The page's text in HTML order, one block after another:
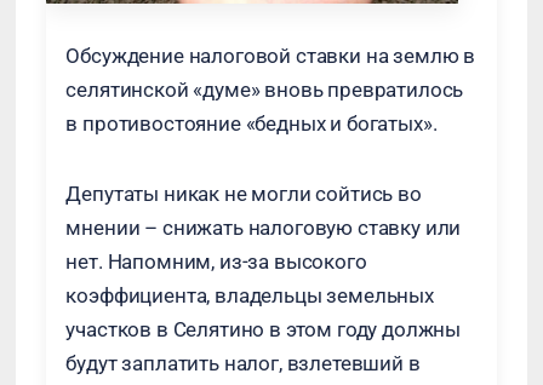
Обсуждение налоговой ставки на землю в
селятинской «думе» вновь превратилось
в противостояние «бедных и богатых».
Депутаты никак не могли сойтись во
мнении – снижать налоговую ставку или
нет. Напомним, из-за высокого
коэффициента, владельцы земельных
участков в Селятино в этом году должны
будут заплатить налог, взлетевший в